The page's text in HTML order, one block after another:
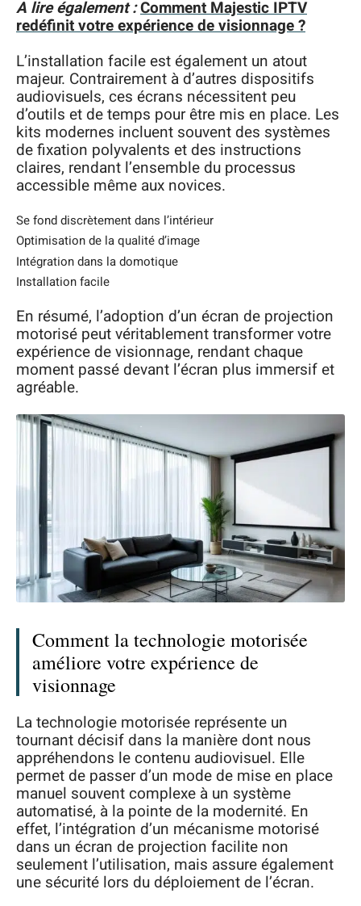
A lire également :Comment Majestic IPTV
redéfinit votre expérience de visionnage ?
L’installation facile est également un atout
majeur. Contrairement à d’autres dispositifs
audiovisuels, ces écrans nécessitent peu
d’outils et de temps pour être mis en place. Les
kits modernes incluent souvent des systèmes
de fixation polyvalents et des instructions
claires, rendant l’ensemble du processus
accessible même aux novices.
Se fond discrètement dans l’intérieur
Optimisation de la qualité d’image
Intégration dans la domotique
Installation facile
En résumé, l’adoption d’un écran de projection
motorisé peut véritablement transformer votre
expérience de visionnage, rendant chaque
moment passé devant l’écran plus immersif et
agréable.
Comment la technologie motorisée
améliore votre expérience de
visionnage
La technologie motorisée représente un
tournant décisif dans la manière dont nous
appréhendons le contenu audiovisuel. Elle
permet de passer d’un mode de mise en place
manuel souvent complexe à un système
automatisé, à la pointe de la modernité. En
effet, l’intégration d’un mécanisme motorisé
dans un écran de projection facilite non
seulement l’utilisation, mais assure également
une sécurité lors du déploiement de l’écran.